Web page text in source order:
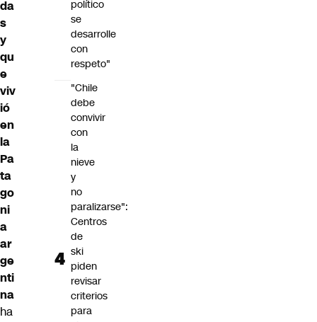
da
s
y
qu
e
viv
ió
en
la
Pa
ta
go
ni
a
ar
ge
nti
na
ha
político
se
desarrolle
con
respeto"
"Chile
debe
convivir
con
la
nieve
y
no
paralizarse":
Centros
de
ski
piden
revisar
criterios
para